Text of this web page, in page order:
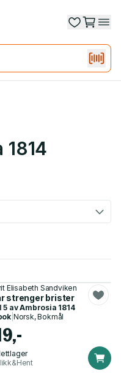
1814
Elisabeth Sandviken
strenger brister
5 avAmbrosia 1814
Norsk, Bokmål